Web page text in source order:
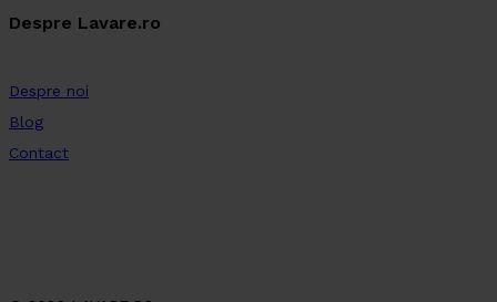
Despre Lavare.ro
Despre noi
Blog
Contact